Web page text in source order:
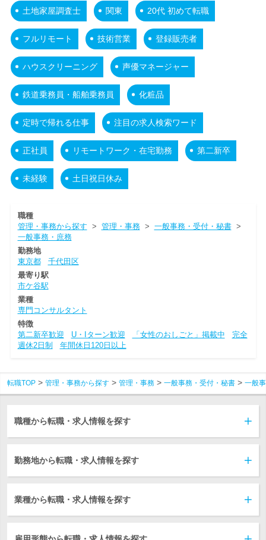
土地家屋調査士 関東 20代 初めて転職
フルリモート 技術営業 登録販売者
ハウスクリーニング 声優マネージャー
鉄道乗務員・船舶乗務員 化粧品
定時で帰れる仕事 注目の求人検索ワード
正社員 リモートワーク・在宅勤務 第二新卒
未経験 土日祝日休み
職種
管理・事務から探す > 管理・事務> 一般事務・受付・秘書>
一般事務・庶務
勤務地
東京都
千代田区
最寄り駅
市ケ谷駅
業種
専門コンサルタント
特徴
第二新卒歓迎
U・Iターン歓迎 「女性のおしごと」掲載中
完全
週休2日制
年間休日120日以上
転職TOP 管理・事務から探す 管理・事務 一般事務・受付・秘書 一般
職種から転職・求人情報を探す
勤務地から転職・求人情報を探す
業種から転職・求人情報を探す